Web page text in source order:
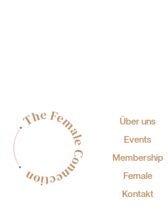
Über uns
Events
Membership
Female
Kontakt